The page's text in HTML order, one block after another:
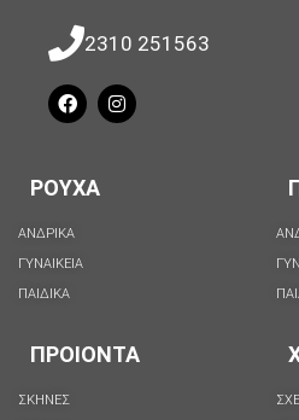
2310 251563
ΡΟΥΧΑ
ΑΝΔΡΙΚΑ
ΓΥΝΑΙΚΕΙΑ
ΠΑΙΔΙΚΑ
ΠΡΟΙΟΝΤΑ
ΣΚΗΝΕΣ